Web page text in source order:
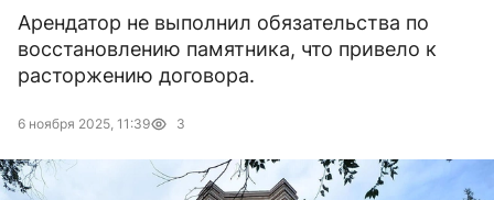
Арендатор не выполнил обязательства по
восстановлению памятника, что привело к
расторжению договора.
6 ноября 2025, 11:39 3